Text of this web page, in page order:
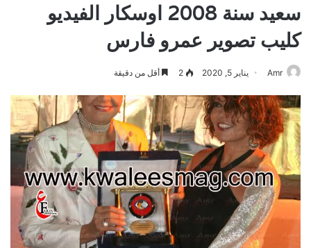
سعيد سنة 2008 اوسكار الفيديو
كليب تصوير عمرو فارس
Amr يناير 5, 2020 2 أقل من دقيقة